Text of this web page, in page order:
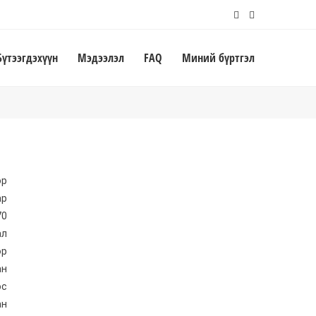
Мэдээлэл FAQ Миний бүртгэл